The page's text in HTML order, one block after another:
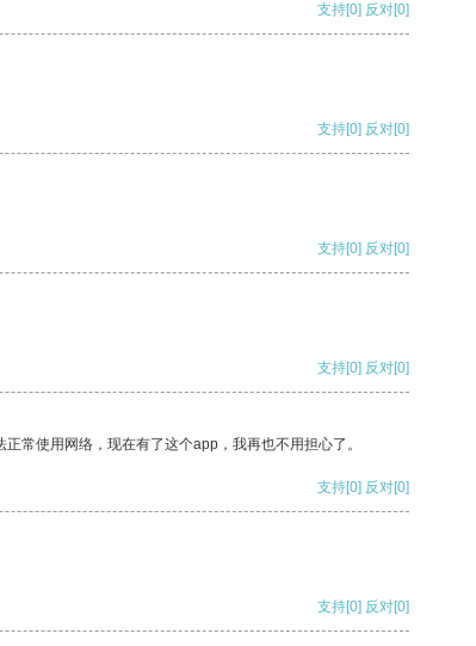
支持[0] 反对[0]
支持[0] 反对[0]
支持[0] 反对[0]
支持[0] 反对[0]
常使用网络，现在有了这个app，我再也不用担心了。
支持[0] 反对[0]
支持[0] 反对[0]